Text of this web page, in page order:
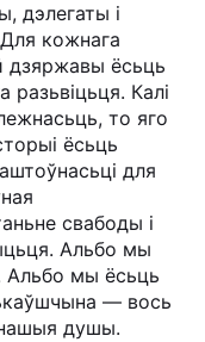
дэлегаты і
кожнага
дзяржавы ёсьць
разьвіцьця. Калі
то яго
ёсьць
для
свабоды і
Альбо мы
Альбо мы ёсьць
— вось
душы.